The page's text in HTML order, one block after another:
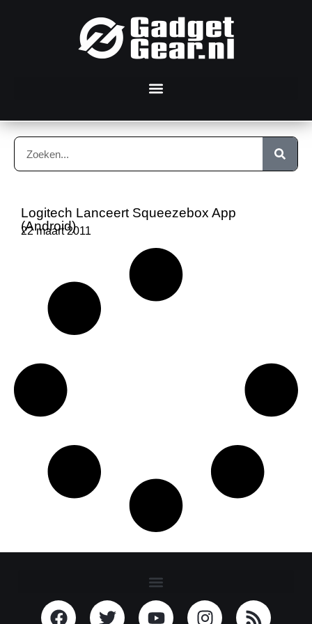
Logitech Lanceert Squeezebox App
(Android)
22 maart 2011